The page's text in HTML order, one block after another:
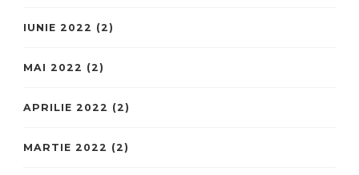
IUNIE 2022 (2)
MAI 2022 (2)
APRILIE 2022 (2)
MARTIE 2022 (2)